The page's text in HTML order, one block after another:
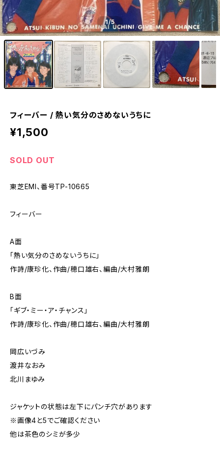
1/5
フィーバー / 熱い気分のさめないうちに
¥1,500
SOLD OUT
東芝EMI、番号TP-10665
フィーバー
A面
「熱い気分のさめないうちに」
作詩/康珍化、作曲/穂口雄右、編曲/大村雅朗
B面
「ギブ・ミー・ア・チャンス」
作詩/康珍化、作曲/穂口雄右、編曲/大村雅朗
岡広いづみ
渡井なおみ
北川まゆみ
ジャケットの状態は左下にパンチ穴があります
※画像4と5でご確認ください
他は茶色のシミが多少